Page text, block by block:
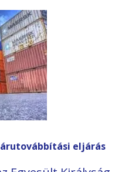
eljárás